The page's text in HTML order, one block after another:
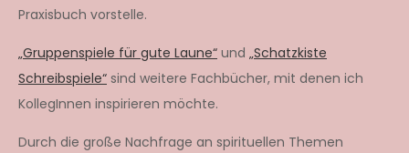
Praxisbuch vorstelle.
„Gruppenspiele für gute Laune“ und „Schatzkiste
Schreibspiele“ sind weitere Fachbücher, mit denen ich
KollegInnen inspirieren möchte.
Durch die große Nachfrage an spirituellen Themen